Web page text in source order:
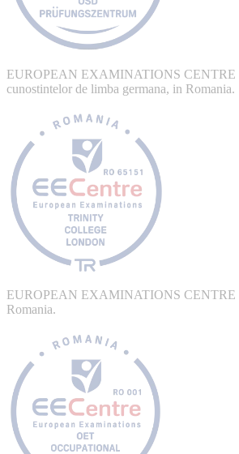
EUROPEAN EXAMINATIONS CENTRE -
cunostintelor de limba germana, in Romania.
EUROPEAN EXAMINATIONS CENTRE -
Romania.